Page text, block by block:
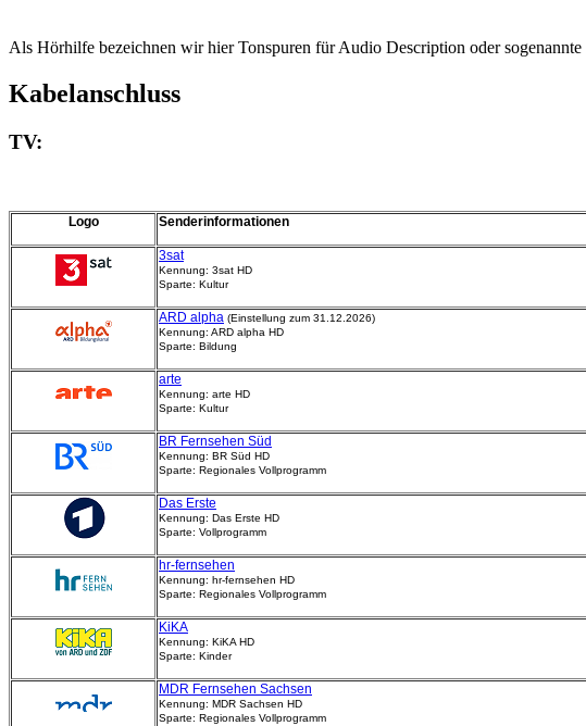
Als Hörhilfe bezeichnen wir hier Tonspuren für Audio Description oder
Kabelanschluss
TV:
Logo Senderinformationen
3sat
Kennung: 3sat HD
Sparte: Kultur
ARD alpha (Einstellung zum 31.12.2026)
Kennung: ARD alpha HD
Sparte: Bildung
arte
Kennung: arte HD
Sparte: Kultur
BR Fernsehen Süd
Kennung: BR Süd HD
Sparte: Regionales Vollprogramm
Das Erste
Kennung: Das Erste HD
Sparte: Vollprogramm
hr-fernsehen
Kennung: hr-fernsehen HD
Sparte: Regionales Vollprogramm
KiKA
Kennung: KiKA HD
Sparte: Kinder
MDR Fernsehen Sachsen
Kennung: MDR Sachsen HD
Sparte: Regionales Vollprogramm